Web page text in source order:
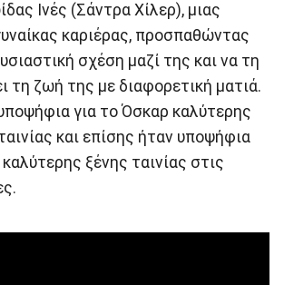
Ινές (Σάντρα Χίλερ), μιας
καριέρας, προσπαθώντας
σχέση μαζί της και να τη
τη ζωή της με διαφορετική ματιά.
υποψήφια για το Όσκαρ καλύτερης
και επίσης ήταν υποψήφια
ξένης ταινίας στις